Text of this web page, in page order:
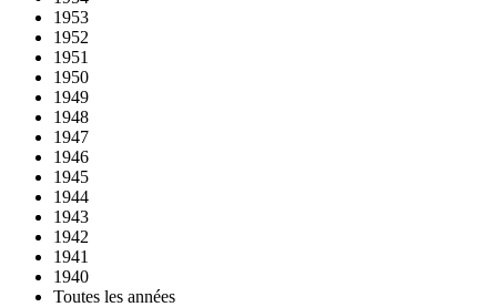
1953
1952
1951
1950
1949
1948
1947
1946
1945
1944
1943
1942
1941
1940
Toutes les années